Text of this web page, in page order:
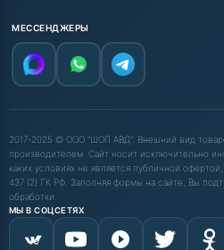
МЕССЕНДЖЕРЫ
2017-2025 © ООО "ШОП АВД". Внешний вид
производителем. Сайт носит исключительно
каких условиях не является публичной
437 (2) ГК РФ. Заполняя формы на сайте, Вы
обработки.
МЫ В СОЦСЕТЯХ